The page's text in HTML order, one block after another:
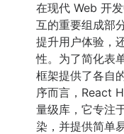
在现代 Web 开
互的重要组成部
提升用户体验，
性。为了简化表
框架提供了各自
序而言，React
量级库，它专注
染，并提供简单